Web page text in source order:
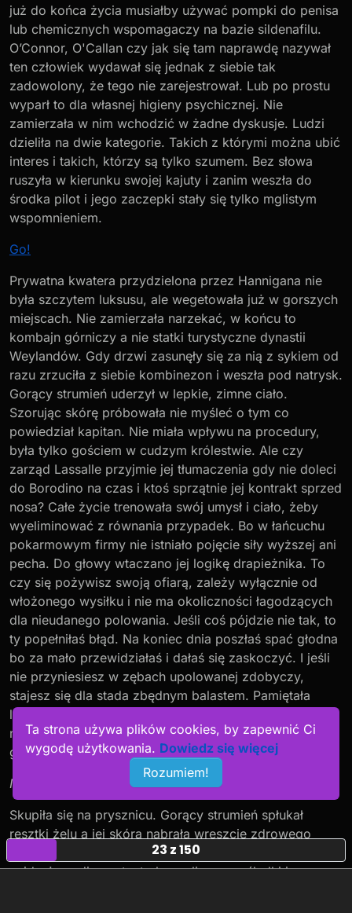
już do końca życia musiałby używać pompki do penisa
lub chemicznych wspomagaczy na bazie sildenafilu.
O’Connor, O'Callan czy jak się tam naprawdę nazywał
ten człowiek wydawał się jednak z siebie tak
zadowolony, że tego nie zarejestrował. Lub po prostu
wyparł to dla własnej higieny psychicznej. Nie
zamierzała w nim wchodzić w żadne dyskusje. Ludzi
dzieliła na dwie kategorie. Takich z którymi można ubić
interes i takich, którzy są tylko szumem. Bez słowa
ruszyła w kierunku swojej kajuty i zanim weszła do
środka pilot i jego zaczepki stały się tylko mglistym
wspomnieniem.
Go!
Prywatna kwatera przydzielona przez Hannigana nie
była szczytem luksusu, ale wegetowała już w gorszych
miejscach. Nie zamierzała narzekać, w końcu to
kombajn górniczy a nie statki turystyczne dynastii
Weylandów. Gdy drzwi zasunęły się za nią z sykiem od
razu zrzuciła z siebie kombinezon i weszła pod natrysk.
Gorący strumień uderzył w lepkie, zimne ciało.
Szorując skórę próbowała nie myśleć o tym co
powiedział kapitan. Nie miała wpływu na procedury,
była tylko gościem w cudzym królestwie. Ale czy
zarząd Lassalle przyjmie jej tłumaczenia gdy nie doleci
do Borodino na czas i ktoś sprzątnie jej kontrakt sprzed
nosa? Całe życie trenowała swój umysł i ciało, żeby
wyeliminować z równania przypadek. Bo w łańcuchu
pokarmowym firmy nie istniało pojęcie siły wyższej ani
pecha. Do głowy wtaczano jej logikę drapieżnika. To
czy się pożywisz swoją ofiarą, zależy wyłącznie od
włożonego wysiłku i nie ma okoliczności łagodzących
dla nieudanego polowania. Jeśli coś pójdzie nie tak, to
ty popełniłaś błąd. Na koniec dnia poszłaś spać głodna
bo za mało przewidziałaś i dałaś się zaskoczyć. I jeśli
nie przyniesiesz w zębach upolowanej zdobyczy,
stajesz się dla stada zbędnym balastem. Pamiętała
lekcje historii, pamiętała lekcje o starożytnej Sparcie i
nie chciała być jednym z tych dzieci, porzuconych w
górach Tejget.
Nie odpuszczę
- postanowiła.
Skupiła się na prysznicu. Gorący strumień spłukał
resztki żelu a jej skóra nabrała wreszcie zdrowego
koloru. Z namaszczeniem jubilera polerującego
najdroższy diament wtarła peeling w pośladki i
23 z 150
Ta strona używa plików cookies, by zapewnić Ci
wygodę użytkowania. Dowiedz się więcej
Rozumiem!